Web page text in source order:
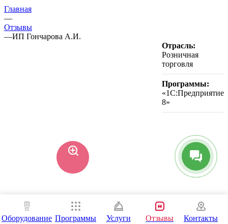
Главная
—
Отзывы
—ИП Гончарова А.И.
Отрасль:
Розничная
торговля
Программы:
«1С:Предприятие
8»
Оборудование Программы Услуги Отзывы Контакты